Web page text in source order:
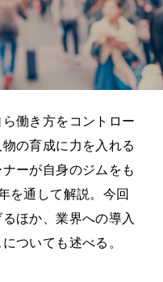
働き方をコントロー
の育成に力を入れる
ーが自身のジムをも
を通して解説。今回
ほか、業界への導入
ついても述べる。